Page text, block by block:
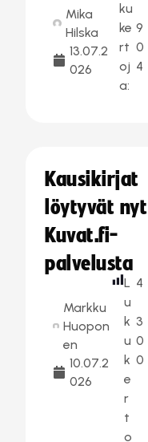
Mika
Hilska
13.07.2
026
ku
ke
rt
oj
a:
9
0
4
Kausikirjat
löytyvät nyt
Kuvat.fi-
palvelusta
Markku
Huopon
en
10.07.2
026
L
u
k
u
k
e
r
t
o
4
3
0
0